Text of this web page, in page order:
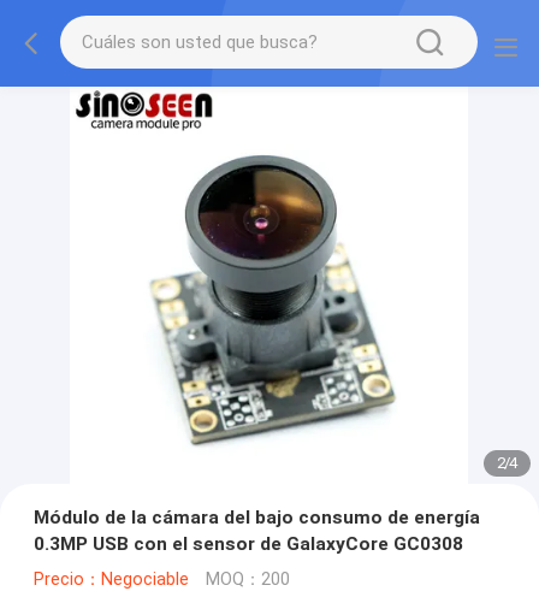
2/4
Módulo de la cámara del bajo consumo de energía
0.3MP USB con el sensor de GalaxyCore GC0308
Precio：Negociable MOQ：200